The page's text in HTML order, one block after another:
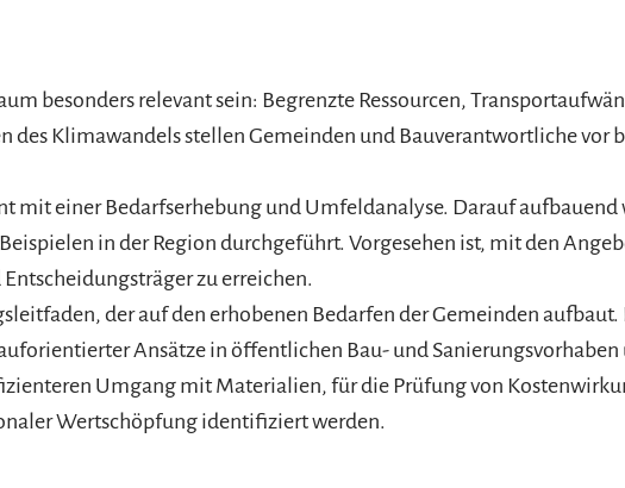
besonders relevant sein: Begrenzte Ressourcen,
Klimawandels stellen Gemeinden und Bauverantwortliche vor
mit einer Bedarfserhebung und Umfeldanalyse. Darauf aufbauend
in der Region durchgeführt. Vorgesehen ist, mit den
zu erreichen.
der auf den erhobenen Bedarfen der Gemeinden aufbaut.
Ansätze in öffentlichen Bau- und Sanierungsvorhaben
Umgang mit Materialien, für die Prüfung von
Wertschöpfung identifiziert werden.